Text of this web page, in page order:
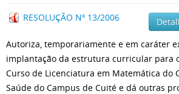
RESOLUÇÃO Nº 13/2006
Autoriza, temporariamente e em caráter
implantação da estrutura curricular para
Curso de Licenciatura em Matemática do
Saúde do Campus de Cuité e dá outras